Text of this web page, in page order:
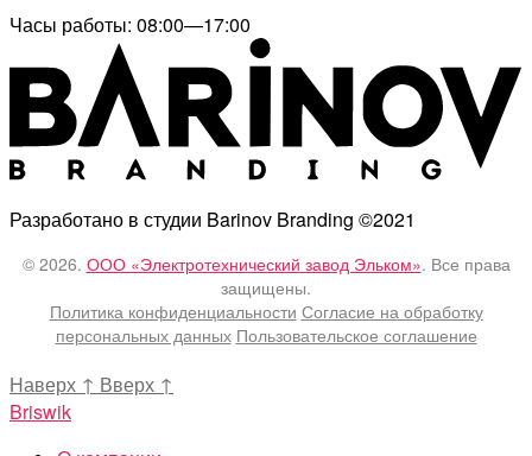
Часы работы: 08:00—17:00
Разработано в студии Barinov Branding ©2021
© 2026. ООО «Электротехнический завод Эльком». Все права
защищены.
Политика конфиденциальности Согласие на обработку
персональных данных Пользовательское соглашение
Наверх ↑ Вверх ↑
Briswik